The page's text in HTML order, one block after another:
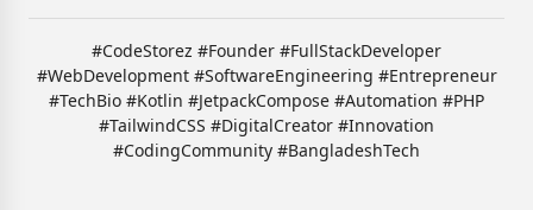
#CodeStorez #Founder #FullStackDeveloper
#WebDevelopment #SoftwareEngineering #Entrepreneur
#TechBio #Kotlin #JetpackCompose #Automation #PHP
#TailwindCSS #DigitalCreator #Innovation
#CodingCommunity #BangladeshTech